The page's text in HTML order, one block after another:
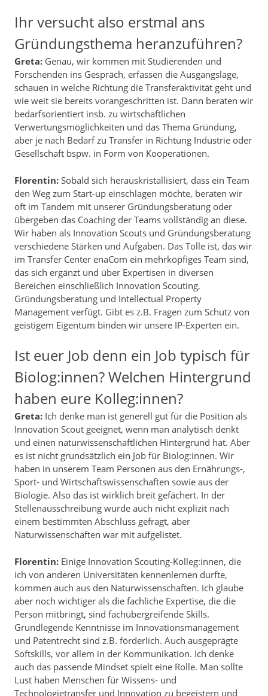
Ihr versucht also erstmal ans
Gründungsthema heranzuführen?
Greta: Genau, wir kommen mit Studierenden und
Forschenden ins Gespräch, erfassen die Ausgangslage,
schauen in welche Richtung die Transferaktivität geht und
wie weit sie bereits vorangeschritten ist. Dann beraten wir
bedarfsorientiert insb. zu wirtschaftlichen
Verwertungsmöglichkeiten und das Thema Gründung,
aber je nach Bedarf zu Transfer in Richtung Industrie oder
Gesellschaft bspw. in Form von Kooperationen.
Florentin: Sobald sich herauskristallisiert, dass ein Team
den Weg zum Start-up einschlagen möchte, beraten wir
oft im Tandem mit unserer Gründungsberatung oder
übergeben das Coaching der Teams vollständig an diese.
Wir haben als Innovation Scouts und Gründungsberatung
verschiedene Stärken und Aufgaben. Das Tolle ist, das wir
im Transfer Center enaCom ein mehrköpfiges Team sind,
das sich ergänzt und über Expertisen in diversen
Bereichen einschließlich Innovation Scouting,
Gründungsberatung und Intellectual Property
Management verfügt. Gibt es z.B. Fragen zum Schutz von
geistigem Eigentum binden wir unsere IP-Experten ein.
Ist euer Job denn ein Job typisch für
Biolog:innen? Welchen Hintergrund
haben eure Kolleg:innen?
Greta: Ich denke man ist generell gut für die Position als
Innovation Scout geeignet, wenn man analytisch denkt
und einen naturwissenschaftlichen Hintergrund hat. Aber
es ist nicht grundsätzlich ein Job für Biolog:innen. Wir
haben in unserem Team Personen aus den Ernährungs-,
Sport- und Wirtschaftswissenschaften sowie aus der
Biologie. Also das ist wirklich breit gefächert. In der
Stellenausschreibung wurde auch nicht explizit nach
einem bestimmten Abschluss gefragt, aber
Naturwissenschaften war mit aufgelistet.
Florentin: Einige Innovation Scouting-Kolleg:innen, die
ich von anderen Universitäten kennenlernen durfte,
kommen auch aus den Naturwissenschaften. Ich glaube
aber noch wichtiger als die fachliche Expertise, die die
Person mitbringt, sind fachübergreifende Skills.
Grundlegende Kenntnisse im Innovationsmanagement
und Patentrecht sind z.B. förderlich. Auch ausgeprägte
Softskills, vor allem in der Kommunikation. Ich denke
auch das passende Mindset spielt eine Rolle. Man sollte
Lust haben Menschen für Wissens- und
Technologietransfer und Innovation zu begeistern und